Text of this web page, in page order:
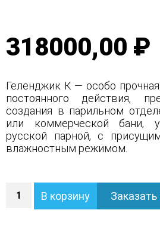
318000,00 ₽
Геленджик К — особо прочная
постоянного действия,
создания в парильном
или коммерческой бани,
русской парной, с
влажностным режимом.
Печь
Геленджик
В корзину Заказать